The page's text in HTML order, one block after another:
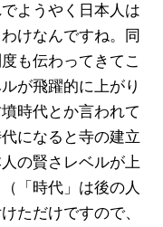
ようやく日本人は
けなんですね。同
も伝わってきてこ
が飛躍的に上がり
時代とか言われて
になると寺の建立
の賢さレベルが上
「時代」は後の人
ただけですので、